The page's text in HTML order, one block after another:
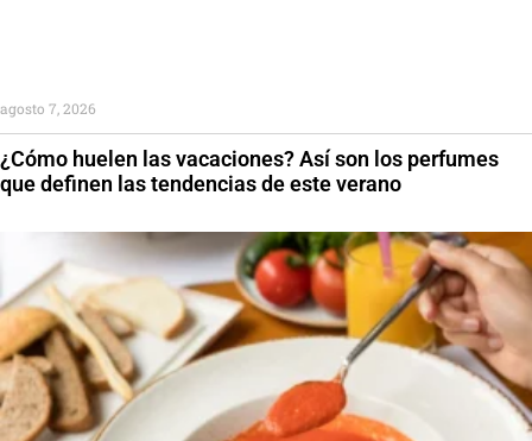
¿Cómo huelen las vacaciones? Así son los perfumes
que definen las tendencias de este verano
agosto 7, 2026